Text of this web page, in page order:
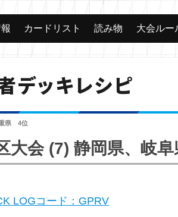
カードリスト 読み物 大会ルー
デッキレシピ
重県 4位
大会 (7) 静岡県、岐
LOGコード：GPRV